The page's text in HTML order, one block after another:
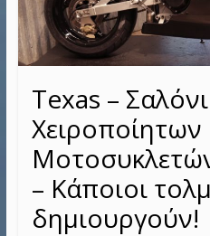
Texas – Σαλόνι
Χειροποίητων
– Κάποιοι
δημιουργούν!